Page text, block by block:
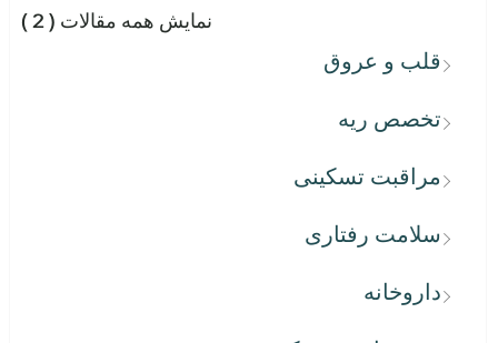
نمایش همه مقالات ( 2 )
قلب و عروق
تخصص ریه
مراقبت تسکینی
سلامت رفتاری
داروخانه